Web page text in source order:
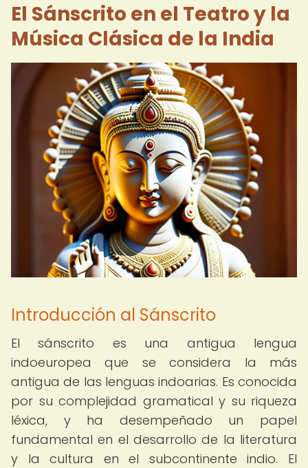
El Sánscrito en el Teatro y la
Música Clásica de la India
Introducción al Sánscrito
El sánscrito es una antigua lengua
indoeuropea que se considera la más
antigua de las lenguas indoarias. Es conocida
por su complejidad gramatical y su riqueza
léxica, y ha desempeñado un papel
fundamental en el desarrollo de la literatura
y la cultura en el subcontinente indio. El